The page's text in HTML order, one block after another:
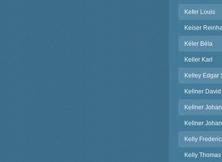
Kefer Louis
Keiser
Kéler Béla
Keller Karl
Kelley Edgar
Kellner David
Kellner
Kellner
Kelly
Kelly